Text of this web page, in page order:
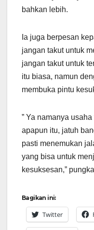
bahkan lebih.
Ia juga berpesan
jangan takut untuk
jangan takut untuk
itu biasa, namun
membuka pintu
” Ya namanya
apapun itu, jatuh
pasti menemukan
yang bisa untuk
kesuksesan,”
Bagikan ini:
Twitter